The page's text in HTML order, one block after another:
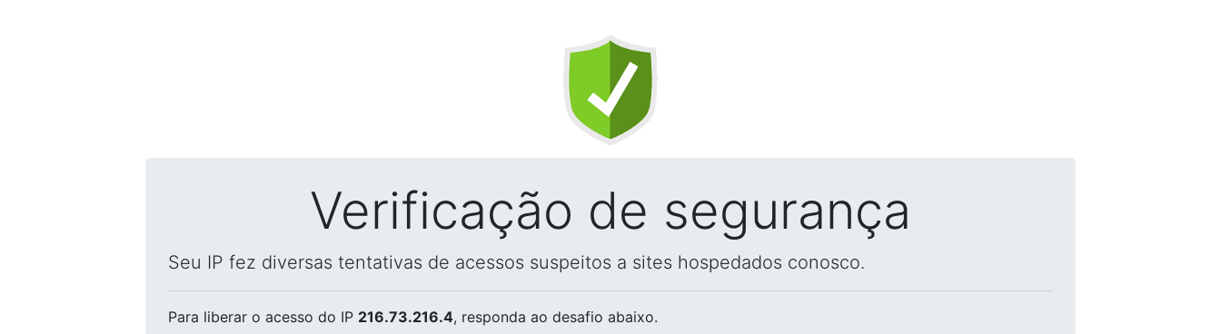
Verificação de segurança
Seu IP fez diversas tentativas de acessos suspeitos a sites hospedados conosco.
Para liberar o acesso do IP 216.73.216.4, responda ao desafio abaixo.